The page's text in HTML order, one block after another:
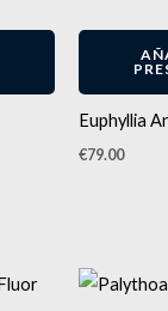
Euphyllia
€79.00